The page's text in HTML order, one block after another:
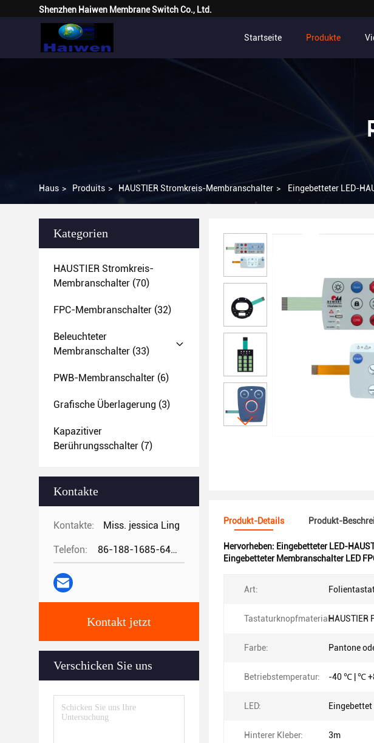
Shenzhen Haiwen Membrane Switch Co., Ltd.
Startseite Produkte
Haus > Produits > HAUSTIER Stromkreis-Membranschalter > Eingebetteter LED-
Kategorien
HAUSTIER Stromkreis-
Membranschalter (70)
FPC-Membranschalter (32)
Beleuchteter
Membranschalter (33)
PWB-Membranschalter (6)
Grafische Überlagerung (3)
Kapazitiver
Berührungsschalter (7)
Kontakte
Kontakte: Miss. jessica Ling
Telefon: 86-188-1685-6426
Kontakt jetzt
Verschicken Sie uns
Produkt-Details Produkt-
Hervorheben: Eingebetteter LED-
Eingebetteter Membranschalter LED
Art:
Tastaturknopfmaterial:HAUSTIER
Farbe: Pantone
Betriebstemperatur: -40 ℃ | ℃
LED: Eingebettet
Hinterer Kleber: 3m